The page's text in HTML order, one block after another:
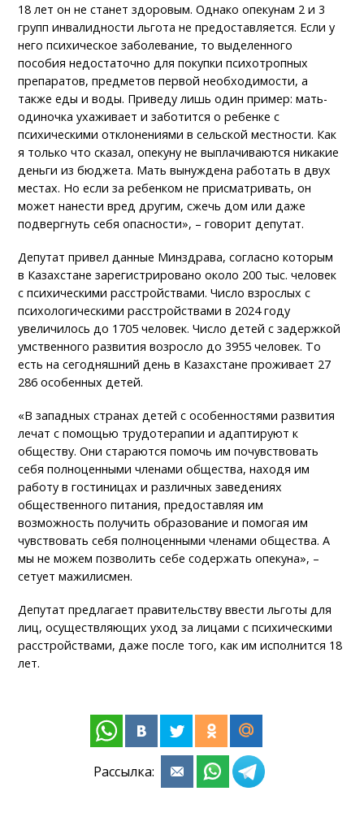
18 лет он не станет здоровым. Однако опекунам 2 и 3
групп инвалидности льгота не предоставляется. Если у
него психическое заболевание, то выделенного
пособия недостаточно для покупки психотропных
препаратов, предметов первой необходимости, а
также еды и воды. Приведу лишь один пример: мать-
одиночка ухаживает и заботится о ребенке с
психическими отклонениями в сельской местности. Как
я только что сказал, опекуну не выплачиваются никакие
деньги из бюджета. Мать вынуждена работать в двух
местах. Но если за ребенком не присматривать, он
может нанести вред другим, сжечь дом или даже
подвергнуть себя опасности», – говорит депутат.
Депутат привел данные Минздрава, согласно которым
в Казахстане зарегистрировано около 200 тыс. человек
с психическими расстройствами. Число взрослых с
психологическими расстройствами в 2024 году
увеличилось до 1705 человек. Число детей с задержкой
умственного развития возросло до 3955 человек. То
есть на сегодняшний день в Казахстане проживает 27
286 особенных детей.
«В западных странах детей с особенностями развития
лечат с помощью трудотерапии и адаптируют к
обществу. Они стараются помочь им почувствовать
себя полноценными членами общества, находя им
работу в гостиницах и различных заведениях
общественного питания, предоставляя им
возможность получить образование и помогая им
чувствовать себя полноценными членами общества. А
мы не можем позволить себе содержать опекуна», –
сетует мажилисмен.
Депутат предлагает правительству ввести льготы для
лиц, осуществляющих уход за лицами с психическими
расстройствами, даже после того, как им исполнится 18
лет.
Рассылка: